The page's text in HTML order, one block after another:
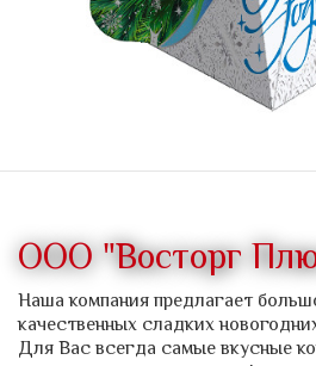
ООО "Восторг
Наша компания предлагает
качественных сладких
Для Вас всегда самые вкусные